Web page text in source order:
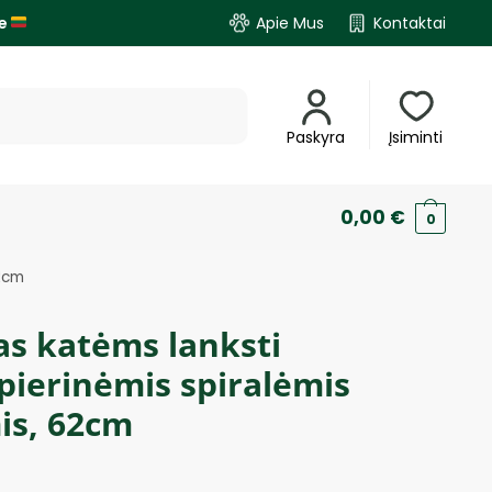
Apie Mus Kontaktai
Paskyra Įsiminti
0,00 € 0
katėms lanksti
spiralėmis
62cm